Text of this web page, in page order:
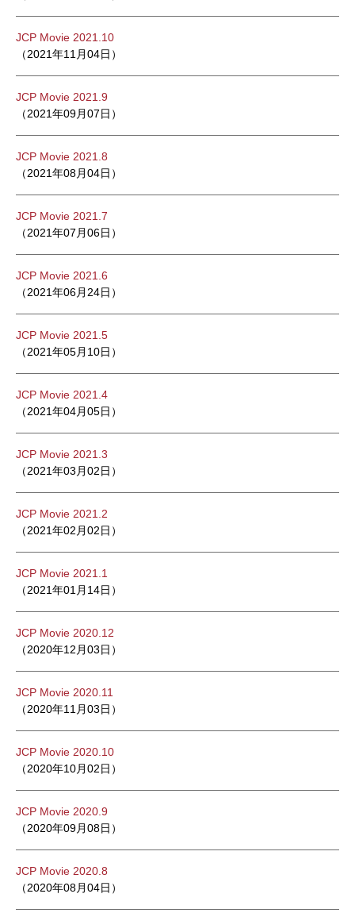
JCP Movie 2021.10
（2021年11月04日）
JCP Movie 2021.9
（2021年09月07日）
JCP Movie 2021.8
（2021年08月04日）
JCP Movie 2021.7
（2021年07月06日）
JCP Movie 2021.6
（2021年06月24日）
JCP Movie 2021.5
（2021年05月10日）
JCP Movie 2021.4
（2021年04月05日）
JCP Movie 2021.3
（2021年03月02日）
JCP Movie 2021.2
（2021年02月02日）
JCP Movie 2021.1
（2021年01月14日）
JCP Movie 2020.12
（2020年12月03日）
JCP Movie 2020.11
（2020年11月03日）
JCP Movie 2020.10
（2020年10月02日）
JCP Movie 2020.9
（2020年09月08日）
JCP Movie 2020.8
（2020年08月04日）